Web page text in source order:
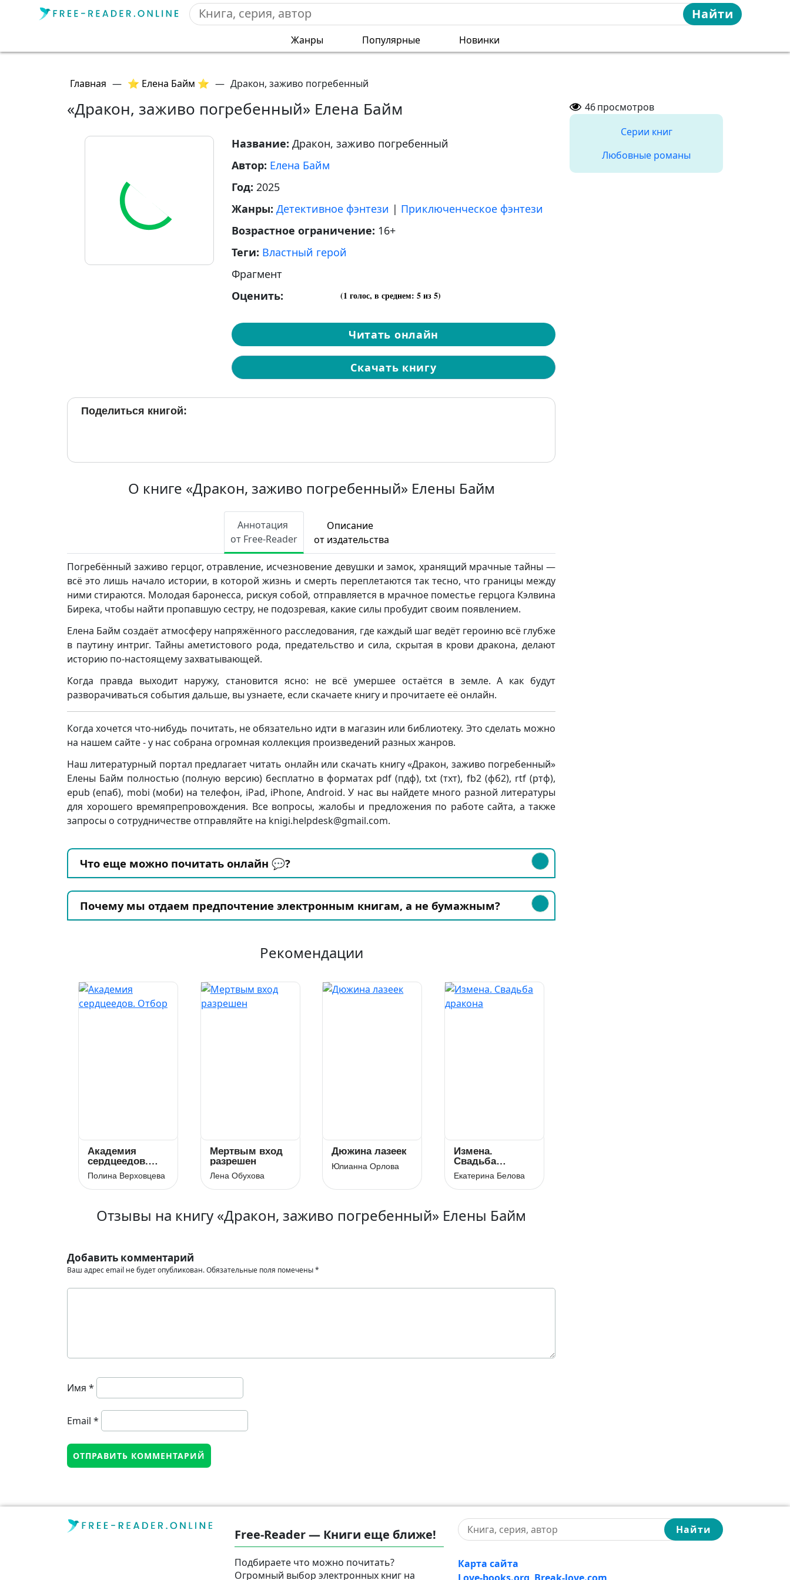
Найти
Жанры Популярные Новинки
Главная — ⭐ Елена Байм ⭐ — Дракон, заживо погребенный
«Дракон, заживо погребенный» Елена Байм
Название: Дракон, заживо погребенный
Автор: Елена Байм
Год: 2025
Жанры: Детективное фэнтези | Приключенческое фэнтези
Возрастное ограничение: 16+
Теги: Властный герой
Фрагмент
Оценить:
(1 голос, в среднем: 5из 5)
Читать онлайн
Скачать книгу
Поделиться книгой:
О книге «Дракон, заживо погребенный» Елены Байм
Аннотация
от Free-Reader
Описание
от издательства
Погребённый заживо герцог, отравление, исчезновение девушки и замок, хранящий мрачные тайны —
всё это лишь начало истории, в которой жизнь и смерть переплетаются так тесно, что границы между
ними стираются. Молодая баронесса, рискуя собой, отправляется в мрачное поместье герцога Кэлвина
Бирека, чтобы найти пропавшую сестру, не подозревая, какие силы пробудит своим появлением.
Елена Байм создаёт атмосферу напряжённого расследования, где каждый шаг ведёт героиню всё глубже
в паутину интриг. Тайны аметистового рода, предательство и сила, скрытая в крови дракона, делают
историю по-настоящему захватывающей.
Когда правда выходит наружу, становится ясно: не всё умершее остаётся в земле. А как будут
разворачиваться события дальше, вы узнаете, если скачаете книгу и прочитаете её онлайн.
Когда хочется что-нибудь почитать, не обязательно идти в магазин или библиотеку. Это сделать можно
на нашем сайте - у нас собрана огромная коллекция произведений разных жанров.
Наш литературный портал предлагает читать онлайн или скачать книгу «Дракон, заживо погребенный»
Елены Байм полностью (полную версию) бесплатно в форматах pdf (пдф), txt (тхт), fb2 (фб2), rtf (ртф),
epub (епаб), mobi (моби) на телефон, iPad, iPhone, Android. У нас вы найдете много разной литературы
для хорошего времяпрепровождения. Все вопросы, жалобы и предложения по работе сайта, а также
запросы о сотрудничестве отправляйте на knigi.helpdesk@gmail.com.
Что еще можно почитать онлайн 💬?
Почему мы отдаем предпочтение электронным книгам, а не бумажным?
Рекомендации
Академия
сердцеедов.
Отбор
Полина Верховцева
Мертвым вход
разрешен
Лена Обухова
Дюжина лазеек
Юлианна Орлова
Измена.
Свадьба
дракона
Екатерина Белова
Отзывы на книгу «Дракон, заживо погребенный» Елены Байм
Добавить комментарий
Ваш адрес email не будет опубликован.Обязательные поля помечены*
Имя *
Email *
46просмотров
Серии книг
Любовные романы
Free-Reader — Книги еще ближе!
Подбираете что можно почитать?
Огромный выбор электронных книг на
Найти
Карта сайта